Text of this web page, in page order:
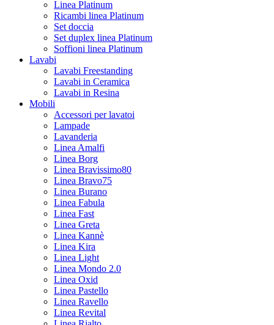
Linea Platinum
Ricambi linea Platinum
Set doccia
Set duplex linea Platinum
Soffioni linea Platinum
Lavabi
Lavabi Freestanding
Lavabi in Ceramica
Lavabi in Resina
Mobili
Accessori per lavatoi
Lampade
Lavanderia
Linea Amalfi
Linea Borg
Linea Bravissimo80
Linea Bravo75
Linea Burano
Linea Fabula
Linea Fast
Linea Greta
Linea Kannè
Linea Kira
Linea Light
Linea Mondo 2.0
Linea Oxid
Linea Pastello
Linea Ravello
Linea Revital